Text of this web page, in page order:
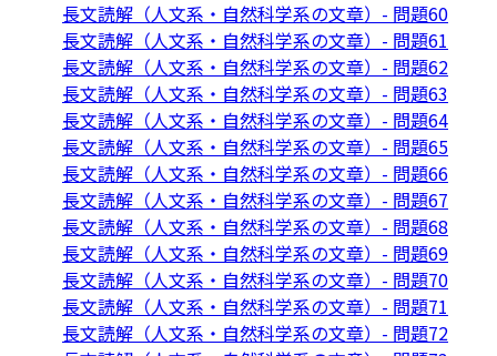
長文読解（人文系・自然科学系の文章）- 問題60
長文読解（人文系・自然科学系の文章）- 問題61
長文読解（人文系・自然科学系の文章）- 問題62
長文読解（人文系・自然科学系の文章）- 問題63
長文読解（人文系・自然科学系の文章）- 問題64
長文読解（人文系・自然科学系の文章）- 問題65
長文読解（人文系・自然科学系の文章）- 問題66
長文読解（人文系・自然科学系の文章）- 問題67
長文読解（人文系・自然科学系の文章）- 問題68
長文読解（人文系・自然科学系の文章）- 問題69
長文読解（人文系・自然科学系の文章）- 問題70
長文読解（人文系・自然科学系の文章）- 問題71
長文読解（人文系・自然科学系の文章）- 問題72